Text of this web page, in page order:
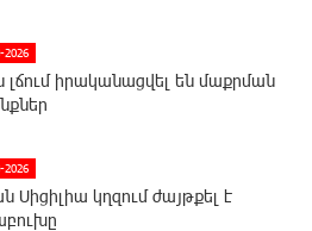
2026
լճում իրականացվել են մաքրման
2026
Սիցիլիա կղզում ժայթքել է